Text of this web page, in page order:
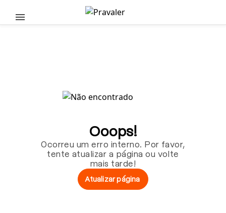
Pular para o conteúdo principal
Ooops!
Ocorreu um erro interno. Por favor,
tente atualizar a página ou volte
mais tarde!
Atualizar página